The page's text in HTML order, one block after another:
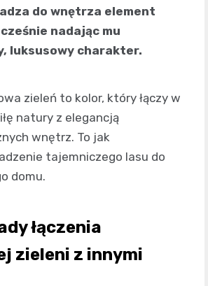
do wnętrza element
nadając mu
luksusowy charakter.
zieleń to kolor, który łączy w
natury z elegancją
wnętrz. To jak
tajemniczego lasu do
domu.
łączenia
zieleni z innymi